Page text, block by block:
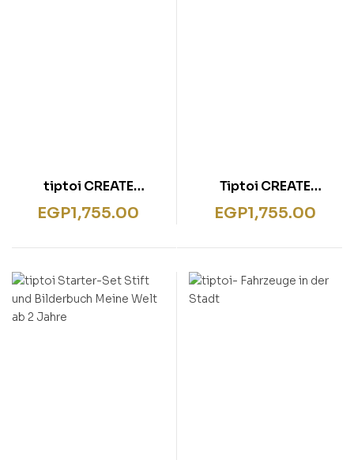
tiptoi CREATE
„Kreative
Bildergeschichten
EGP1,755.00
Tiptoi CREATE
Spielerfinder
EGP1,755.00